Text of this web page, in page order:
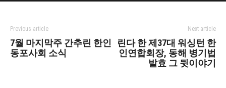
Previous article
7월 마지막주 간추린 한인
동포사회 소식
Next article
린다 한 제37대 워싱턴 한
인연합회장, 동해 병기법
발효 그 뒷이야기